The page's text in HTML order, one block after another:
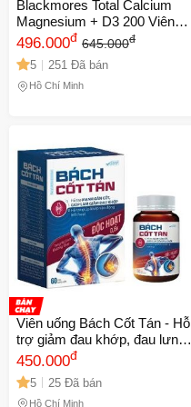
Blackmores Total Calcium
Magnesium + D3 200 Viên
Chính Hãng – Canxi, Magie
& Vitamin D3
496.000đ 645.000đ
5 251 Đã bán
Hồ Chí Minh
Viên uống Bách Cốt Tán - Hỗ
trợ giảm đau khớp, đau lưng,
mỏi gối cho người thấp khớp
- Takarai
450.000đ
5 25 Đã bán
Hồ Chí Minh